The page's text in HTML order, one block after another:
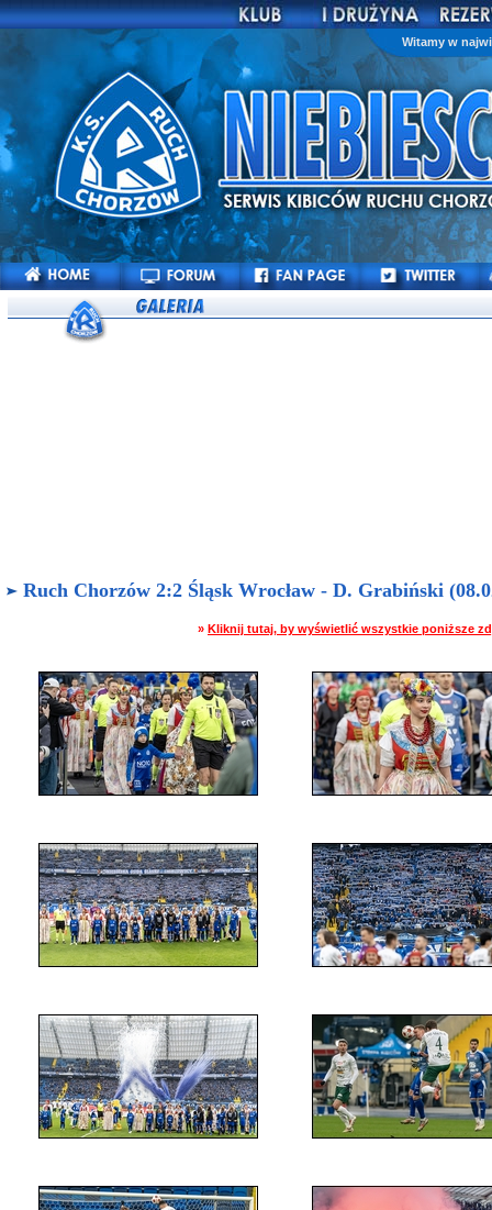
Witamy w
Ruch Chorzów 2:2 Śląsk Wrocław - D. Grabiński
» Kliknij tutaj, by wyświetlić wszystkie poniższe